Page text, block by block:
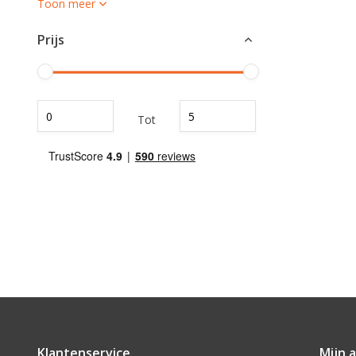
Toon meer
Prijs
Tot